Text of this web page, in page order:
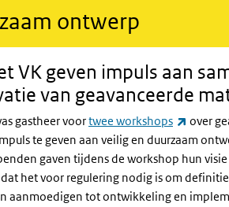
ontwerp
VK geven impuls aan
van geavanceerde
gastheer voortwee workshops
over
te geven aan veilig en duurzaam
gaven tijdens de workshop hun
het voor regulering nodig is om
aanmoedigen tot ontwikkeling en